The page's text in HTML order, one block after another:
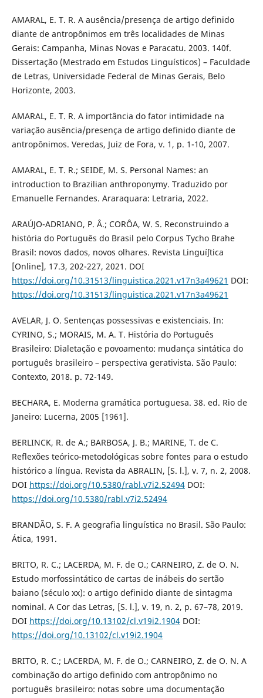
AMARAL, E. T. R. A ausência/presença de artigo definido
diante de antropônimos em três localidades de Minas
Gerais: Campanha, Minas Novas e Paracatu. 2003. 140f.
Dissertação (Mestrado em Estudos Linguísticos) – Faculdade
de Letras, Universidade Federal de Minas Gerais, Belo
Horizonte, 2003.
AMARAL, E. T. R. A importância do fator intimidade na
variação ausência/presença de artigo definido diante de
antropônimos. Veredas, Juiz de Fora, v. 1, p. 1-10, 2007.
AMARAL, E. T. R.; SEIDE, M. S. Personal Names: an
introduction to Brazilian anthroponymy. Traduzido por
Emanuelle Fernandes. Araraquara: Letraria, 2022.
ARAÚJO-ADRIANO, P. Â.; CORÔA, W. S. Reconstruindo a
história do Português do Brasil pelo Corpus Tycho Brahe
Brasil: novos dados, novos olhares. Revista Linguíʃtica
[Online], 17.3, 202-227, 2021. DOI
https://doi.org/10.31513/linguistica.2021.v17n3a49621 DOI:
https://doi.org/10.31513/linguistica.2021.v17n3a49621
AVELAR, J. O. Sentenças possessivas e existenciais. In:
CYRINO, S.; MORAIS, M. A. T. História do Português
Brasileiro: Dialetação e povoamento: mudança sintática do
português brasileiro – perspectiva gerativista. São Paulo:
Contexto, 2018. p. 72-149.
BECHARA, E. Moderna gramática portuguesa. 38. ed. Rio de
Janeiro: Lucerna, 2005 [1961].
BERLINCK, R. de A.; BARBOSA, J. B.; MARINE, T. de C.
Reflexões teórico-metodológicas sobre fontes para o estudo
histórico a língua. Revista da ABRALIN, [S. l.], v. 7, n. 2, 2008.
DOI https://doi.org/10.5380/rabl.v7i2.52494DOI:
https://doi.org/10.5380/rabl.v7i2.52494
BRANDÃO, S. F. A geografia linguística no Brasil. São Paulo:
Ática, 1991.
BRITO, R. C.; LACERDA, M. F. de O.; CARNEIRO, Z. de O. N.
Estudo morfossintático de cartas de inábeis do sertão
baiano (século xx): o artigo definido diante de sintagma
nominal. A Cor das Letras, [S. l.], v. 19, n. 2, p. 67–78, 2019.
DOI https://doi.org/10.13102/cl.v19i2.1904DOI:
https://doi.org/10.13102/cl.v19i2.1904
BRITO, R. C.; LACERDA, M. F. de O.; CARNEIRO, Z. de O. N. A
combinação do artigo definido com antropônimo no
português brasileiro: notas sobre uma documentação